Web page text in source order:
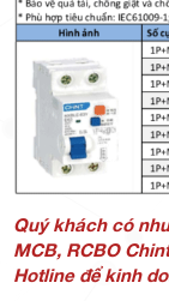
Quý khách có
MCB, RCBO
Hotline để kinh